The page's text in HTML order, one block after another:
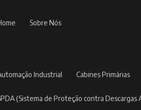
Home Sobre Nós
Automação Industrial Cabines Primárias
SPDA (Sistema de Proteção contra Descargas